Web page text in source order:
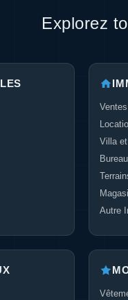
Explorez
Villa
Autre